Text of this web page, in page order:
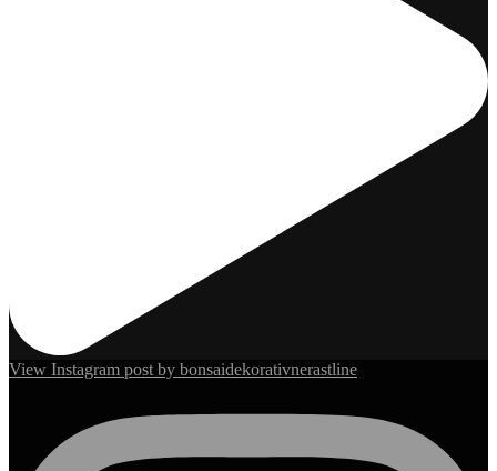
View Instagram post by bonsaidekorativnerastline